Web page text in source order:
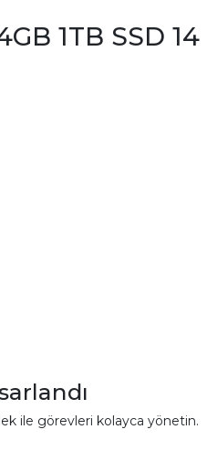
1TB SSD
ile görevleri kolayca yönetin.